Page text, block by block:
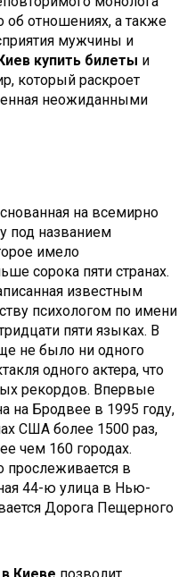
отношениях, а также
мужчины и
купить билеты и
который раскроет
неожиданными
на всемирно
под названием
имело
сорока пяти странах.
известным
психологом по имени
пяти языках. В
не было ни одного
одного актера, что
рекордов. Впервые
на Бродвее в 1995 году,
США более 1500 раз,
чем 160 городах.
прослеживается в
44-ю улица в Нью-
Дорога Пещерного